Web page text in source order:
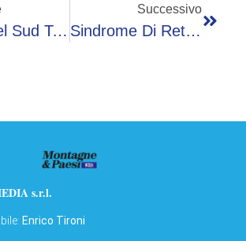
Corea Del Sud Torna A Casa Dopo Flop Mondiali, Insulti Per Ct E Giocatori
Successivo
Sindrome Di Rett, Ok Ema A Trattamento Sintomi Neurocomportamentali
s.r.l.
Enrico Tironi